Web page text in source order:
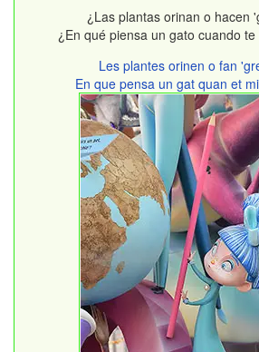
¿Las plantas orinan o hacen
¿En qué piensa un gato cuando
Les plantes orinen o fan
En que pensa un gat quan et